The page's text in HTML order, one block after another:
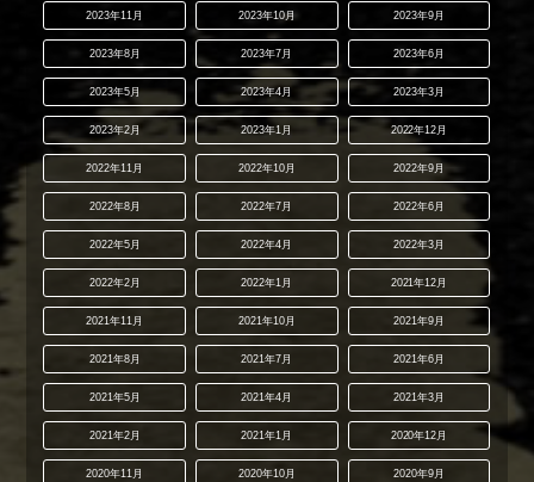
2023年11月 2023年10月 2023年9月
2023年8月 2023年7月 2023年6月
2023年5月 2023年4月 2023年3月
2023年2月 2023年1月 2022年12月
2022年11月 2022年10月 2022年9月
2022年8月 2022年7月 2022年6月
2022年5月 2022年4月 2022年3月
2022年2月 2022年1月 2021年12月
2021年11月 2021年10月 2021年9月
2021年8月 2021年7月 2021年6月
2021年5月 2021年4月 2021年3月
2021年2月 2021年1月 2020年12月
2020年11月 2020年10月 2020年9月